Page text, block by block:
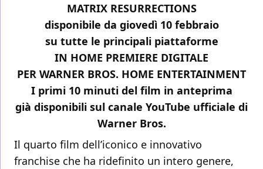
MATRIX RESURRECTIONS
disponibile da giovedì 10 febbraio
su tutte le principali piattaforme
IN HOME PREMIERE DIGITALE
PER WARNER BROS. HOME ENTERTAINMENT
I primi 10 minuti del film in anteprima
già disponibili sul canale YouTube ufficiale di
Warner Bros.
Il quarto film dell’iconico e innovativo
franchise che ha ridefinito un intero genere,